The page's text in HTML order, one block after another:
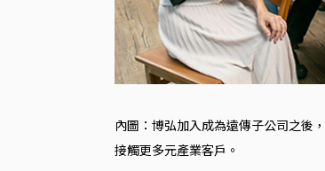
內圖：博弘加入成為遠傳子公司之後
接觸更多元產業客戶。